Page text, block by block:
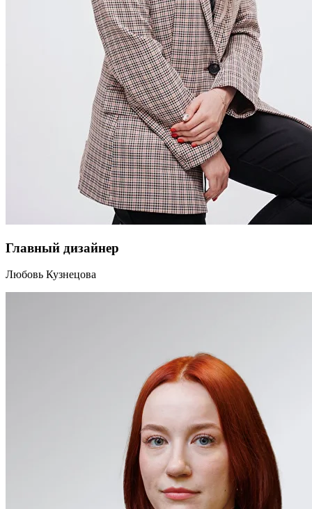
Главный дизайнер
Любовь Кузнецова